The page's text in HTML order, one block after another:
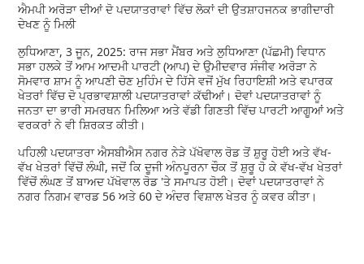
ਐਮਪੀ ਅਰੋੜਾ ਦੀਆਂ ਦੋ ਪਦਯਾਤਰਾਵਾਂ ਵਿੱਚ ਲੋਕਾਂ ਦੀ ਉਤਸ਼ਾਹਜਨਕ ਭਾਗੀਦਾਰੀ
ਦੇਖਣ ਨੂੰ ਮਿਲੀ
ਲੁਧਿਆਣਾ, 3 ਜੂਨ, 2025: ਰਾਜ ਸਭਾ ਮੈਂਬਰ ਅਤੇ ਲੁਧਿਆਣਾ (ਪੱਛਮੀ) ਵਿਧਾਨ
ਸਭਾ ਹਲਕੇ ਤੋਂ ਆਮ ਆਦਮੀ ਪਾਰਟੀ (ਆਪ) ਦੇ ਉਮੀਦਵਾਰ ਸੰਜੀਵ ਅਰੋੜਾ ਨੇ
ਸੋਮਵਾਰ ਸ਼ਾਮ ਨੂੰ ਆਪਣੀ ਚੋਣ ਮੁਹਿੰਮ ਦੇ ਹਿੱਸੇ ਵਜੋਂ ਮੁੱਖ ਰਿਹਾਇਸ਼ੀ ਅਤੇ ਵਪਾਰਕ
ਖੇਤਰਾਂ ਵਿੱਚ ਦੋ ਪ੍ਰਭਾਵਸ਼ਾਲੀ ਪਦਯਾਤਰਾਵਾਂ ਕੱਢੀਆਂ। ਦੋਵਾਂ ਪਦਯਾਤਰਾਵਾਂ ਨੂੰ
ਜਨਤਾ ਦਾ ਭਾਰੀ ਸਮਰਥਨ ਮਿਲਿਆ ਅਤੇ ਵੱਡੀ ਗਿਣਤੀ ਵਿੱਚ ਪਾਰਟੀ ਆਗੂਆਂ ਅਤੇ
ਵਰਕਰਾਂ ਨੇ ਵੀ ਸ਼ਿਰਕਤ ਕੀਤੀ।
ਪਹਿਲੀ ਪਦਯਾਤਰਾ ਐਸਬੀਐਸ ਨਗਰ ਨੇੜੇ ਪੱਖੋਵਾਲ ਰੋਡ ਤੋਂ ਸ਼ੁਰੂ ਹੋਈ ਅਤੇ ਵੱਖ-
ਵੱਖ ਖੇਤਰਾਂ ਵਿੱਚੋਂ ਲੰਘੀ, ਜਦੋਂ ਕਿ ਦੂਜੀ ਅੰਨਪੂਰਨਾ ਚੌਕ ਤੋਂ ਸ਼ੁਰੂ ਹੋ ਕੇ ਵੱਖ-ਵੱਖ ਖੇਤਰਾਂ
ਵਿੱਚੋਂ ਲੰਘਣ ਤੋਂ ਬਾਅਦ ਪੱਖੋਵਾਲ ਰੋਡ 'ਤੇ ਸਮਾਪਤ ਹੋਈ। ਦੋਵਾਂ ਪਦਯਾਤਰਾਵਾਂ ਨੇ
ਨਗਰ ਨਿਗਮ ਵਾਰਡ 56 ਅਤੇ 60 ਦੇ ਅੰਦਰ ਵਿਸ਼ਾਲ ਖੇਤਰ ਨੂੰ ਕਵਰ ਕੀਤਾ।